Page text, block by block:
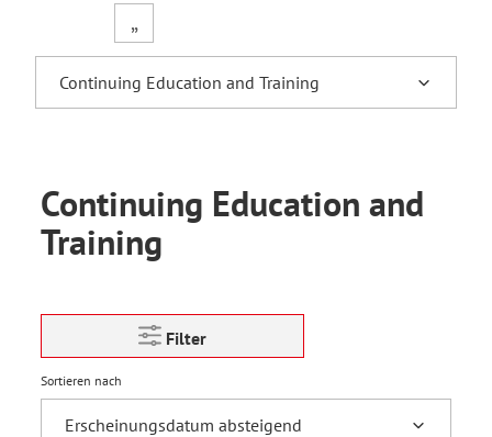
„
Continuing Education and
Training
Filter
Sortieren nach